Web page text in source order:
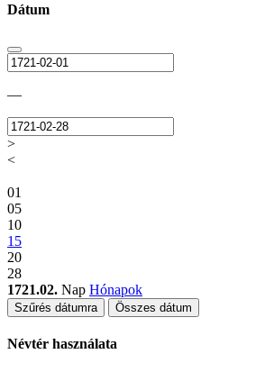
Dátum
—
>
<
01
05
10
15
20
28
1721.02. Nap Hónapok
Szűrés dátumra Összes dátum
Névtér használata